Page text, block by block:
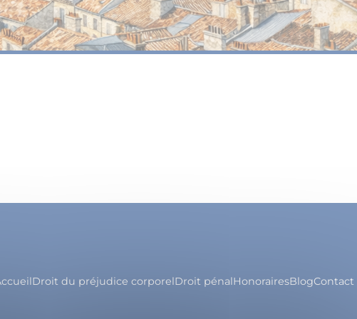
Droit du préjudice corporelDroit pénalHonorairesBlogContact